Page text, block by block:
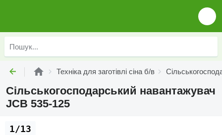
Техніка для заготівлі сіна б/в
Сільськогосподарський навантажувач
JCB 535-125
1/13